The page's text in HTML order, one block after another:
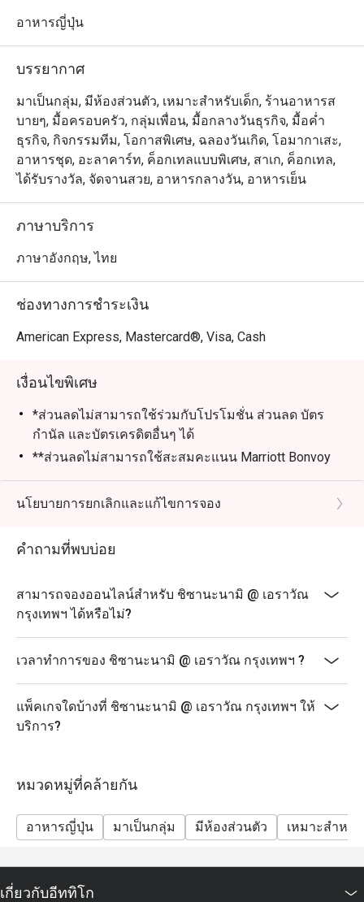
Thank you to the team for your great
service and delicious food. We will
definitely visit again.
บรรยากาศที่หรูหรา พื้นที่นี้โดดเด่นด้วยโทนสีเดียว เน้นด้วย
อาหารญี่ปุ่น
บรรยากาศ
มาเป็นกลุ่ม, มีห้องส่วนตัว, เหมาะสำหรับเด็ก, ร้านอาหารส
บายๆ, มื้อครอบครัว, กลุ่มเพื่อน, มื้อกลางวันธุรกิจ, มื้อค่ำ
ธุรกิจ, กิจกรรมทีม, โอกาสพิเศษ, ฉลองวันเกิด, โอมากาเสะ,
อาหารชุด, อะลาคาร์ท, ค็อกเทลแบบพิเศษ, สาเก, ค็อกเทล,
ได้รับรางวัล, จัดจานสวย, อาหารกลางวัน, อาหารเย็น
ภาษาบริการ
ภาษาอังกฤษ, ไทย
ช่องทางการชำระเงิน
American Express, Mastercard®, Visa, Cash
เงื่อนไขพิเศษ
*ส่วนลดไม่สามารถใช้ร่วมกับโปรโมชั่น ส่วนลด บัตร
กำนัล และบัตรเครดิตอื่นๆ ได้
**ส่วนลดไม่สามารถใช้สะสมคะแนน Marriott Bonvoy
และ Club Marriott milestones ได้
*** ส่วนลดไม่สามารถใช้ได้กับภาษีรัฐบาลและค่าบริการ
นโยบายการยกเลิกและแก้ไขการจอง
คำถามที่พบบ่อย
สามารถจองออนไลน์สำหรับ ชิซานะนามิ @ เอราวัณ
กรุงเทพฯ ได้หรือไม่?
เวลาทำการของ ชิซานะนามิ @ เอราวัณ กรุงเทพฯ ?
แพ็คเกจใดบ้างที่ ชิซานะนามิ @ เอราวัณ กรุงเทพฯ ให้
บริการ?
หมวดหมู่ที่คล้ายกัน
อาหารญี่ปุ่น มาเป็นกลุ่ม มีห้องส่วนตัว เหมาะสำหรั
เกี่ยวกับอีททิโก